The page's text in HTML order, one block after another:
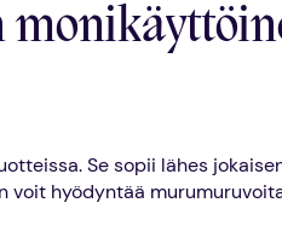
Se sopii lähes
voit hyödyntää